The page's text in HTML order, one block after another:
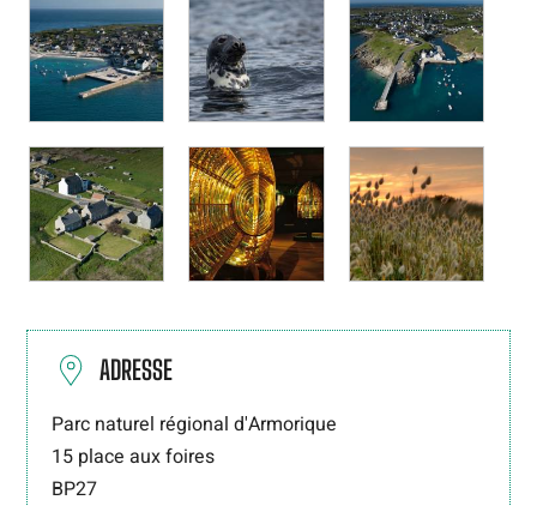
ADRESSE
Parc naturel régional d'Armorique
15 place aux foires
BP27